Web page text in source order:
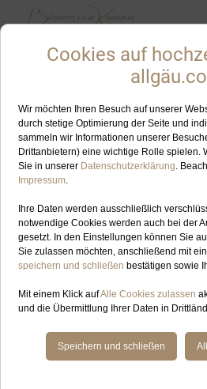
ALLES ZUM
JUN
HOCHZEITSFOTOGRAFIN TANNHEIM